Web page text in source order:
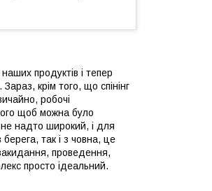
продуктів і тепер
крім того, що спінінг
робочі
щоб можна було
надто широкий, і для
так і з човна, це
проведення,
просто ідеальний.